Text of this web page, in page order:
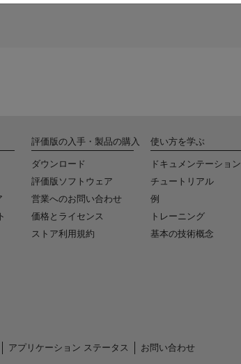
評価版の入手・製品の購入
ダウンロード
評価版ソフトウェア
営業へのお問い合わせ
価格とライセンス
ストア利用規約
使い方を学ぶ
ドキュメンテーション
チュートリアル
例
トレーニング
基本の技術概念
アプリケーション ステータス
お問い合わせ